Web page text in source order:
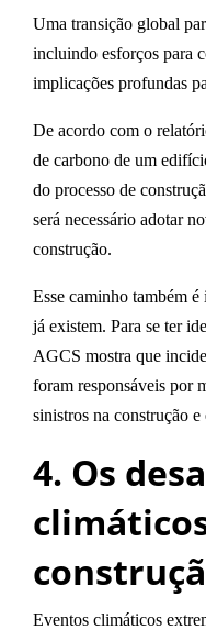
Uma transição global
incluindo esforços para
implicações profundas
De acordo com o
de carbono de um
do processo de
será necessário adotar
construção.
Esse caminho também
já existem. Para se ter
AGCS mostra que
foram responsáveis por
sinistros na construção
4. Os
Eventos climáticos